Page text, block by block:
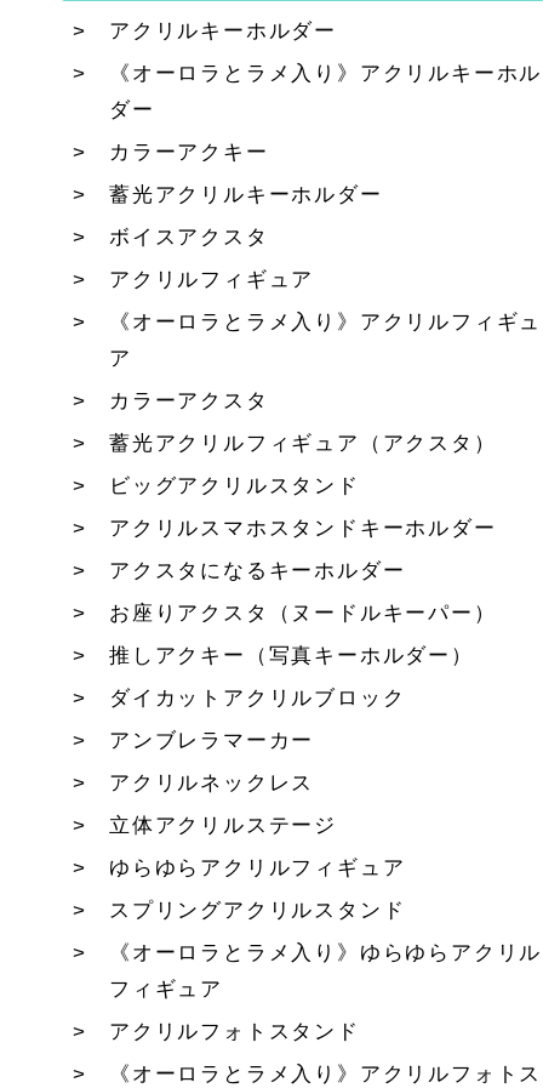
アクリルキーホルダー
《オーロラとラメ入り》アクリルキーホル
ダー
カラーアクキー
蓄光アクリルキーホルダー
ボイスアクスタ
アクリルフィギュア
《オーロラとラメ入り》アクリルフィギュ
ア
カラーアクスタ
蓄光アクリルフィギュア（アクスタ）
ビッグアクリルスタンド
アクリルスマホスタンドキーホルダー
アクスタになるキーホルダー
お座りアクスタ（ヌードルキーパー）
推しアクキー（写真キーホルダー）
ダイカットアクリルブロック
アンブレラマーカー
アクリルネックレス
立体アクリルステージ
ゆらゆらアクリルフィギュア
スプリングアクリルスタンド
《オーロラとラメ入り》ゆらゆらアクリル
フィギュア
アクリルフォトスタンド
《オーロラとラメ入り》アクリルフォトス